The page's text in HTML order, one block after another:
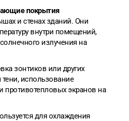
покрытия
и стенах зданий. Они
внутри помещений,
излучения на
зонтиков или других
использование
экранов на
для охлаждения